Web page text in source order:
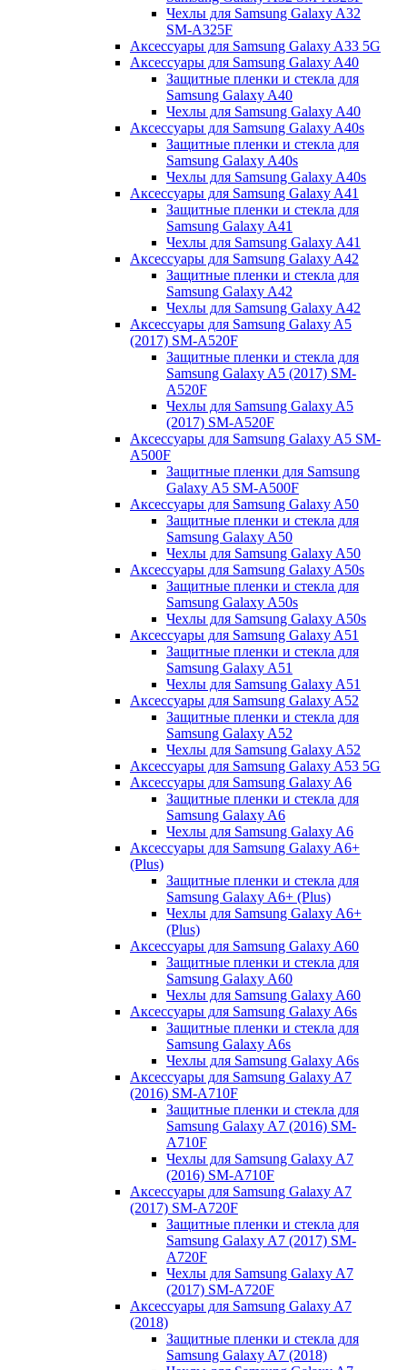
Чехлы для Samsung Galaxy A32
SM-A325F
Аксессуары для Samsung Galaxy A33 5G
Аксессуары для Samsung Galaxy A40
Защитные пленки и стекла для
Samsung Galaxy A40
Чехлы для Samsung Galaxy A40
Аксессуары для Samsung Galaxy A40s
Защитные пленки и стекла для
Samsung Galaxy A40s
Чехлы для Samsung Galaxy A40s
Аксессуары для Samsung Galaxy A41
Защитные пленки и стекла для
Samsung Galaxy A41
Чехлы для Samsung Galaxy A41
Аксессуары для Samsung Galaxy A42
Защитные пленки и стекла для
Samsung Galaxy A42
Чехлы для Samsung Galaxy A42
Аксессуары для Samsung Galaxy A5
(2017) SM-A520F
Защитные пленки и стекла для
Samsung Galaxy A5 (2017) SM-
A520F
Чехлы для Samsung Galaxy A5
(2017) SM-A520F
Аксессуары для Samsung Galaxy A5 SM-
A500F
Защитные пленки для Samsung
Galaxy A5 SM-A500F
Аксессуары для Samsung Galaxy A50
Защитные пленки и стекла для
Samsung Galaxy A50
Чехлы для Samsung Galaxy A50
Аксессуары для Samsung Galaxy A50s
Защитные пленки и стекла для
Samsung Galaxy A50s
Чехлы для Samsung Galaxy A50s
Аксессуары для Samsung Galaxy A51
Защитные пленки и стекла для
Samsung Galaxy A51
Чехлы для Samsung Galaxy A51
Аксессуары для Samsung Galaxy A52
Защитные пленки и стекла для
Samsung Galaxy A52
Чехлы для Samsung Galaxy A52
Аксессуары для Samsung Galaxy A53 5G
Аксессуары для Samsung Galaxy A6
Защитные пленки и стекла для
Samsung Galaxy A6
Чехлы для Samsung Galaxy A6
Аксессуары для Samsung Galaxy A6+
(Plus)
Защитные пленки и стекла для
Samsung Galaxy A6+ (Plus)
Чехлы для Samsung Galaxy A6+
(Plus)
Аксессуары для Samsung Galaxy A60
Защитные пленки и стекла для
Samsung Galaxy A60
Чехлы для Samsung Galaxy A60
Аксессуары для Samsung Galaxy A6s
Защитные пленки и стекла для
Samsung Galaxy A6s
Чехлы для Samsung Galaxy A6s
Аксессуары для Samsung Galaxy A7
(2016) SM-A710F
Защитные пленки и стекла для
Samsung Galaxy A7 (2016) SM-
A710F
Чехлы для Samsung Galaxy A7
(2016) SM-A710F
Аксессуары для Samsung Galaxy A7
(2017) SM-A720F
Защитные пленки и стекла для
Samsung Galaxy A7 (2017) SM-
A720F
Чехлы для Samsung Galaxy A7
(2017) SM-A720F
Аксессуары для Samsung Galaxy A7
(2018)
Защитные пленки и стекла для
Samsung Galaxy A7 (2018)